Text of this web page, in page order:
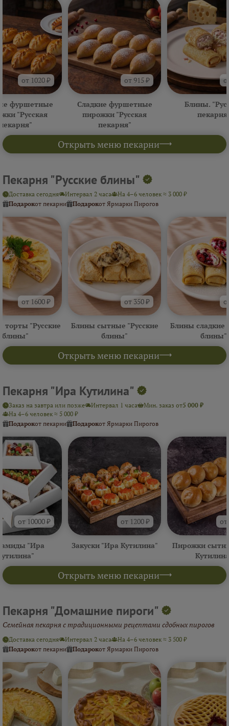
Открыть меню пекарни
от 1020 ₽
фуршетные
"Русская
от 915 ₽
Сладкие фуршетные
пирожки "Русская
пекарня"
Блины.
Пекарня "Русские блины"
Открыть меню пекарни
Доставка сегодня Интервал 2 часа
На 4–6 человек ≈ 3 000 ₽
Подарокот пекарни Подарокот Ярмарки Пирогов
от 1600 ₽
торты "Русские
блины"
от 350 ₽
Блины сытные "Русские
блины"
Блины сладкие
блины"
Пекарня "Ира Кутилина"
Открыть меню пекарни
Заказ на завтра или позже Интервал 1 часа Мин. заказ от5 000 ₽
На 4–6 человек ≈ 5 000 ₽
Подарокот пекарни Подарокот Ярмарки Пирогов
от 10000 ₽
"Ира
от 1200 ₽
Закуски "Ира Кутилина"
от
Пирожки
Пекарня "Домашние пироги"
Семейная пекарня с традиционными рецептами сдобных пирогов
Доставка сегодня Интервал 2 часа
На 4–6 человек ≈ 3 500 ₽
Подарокот пекарни Подарокот Ярмарки Пирогов